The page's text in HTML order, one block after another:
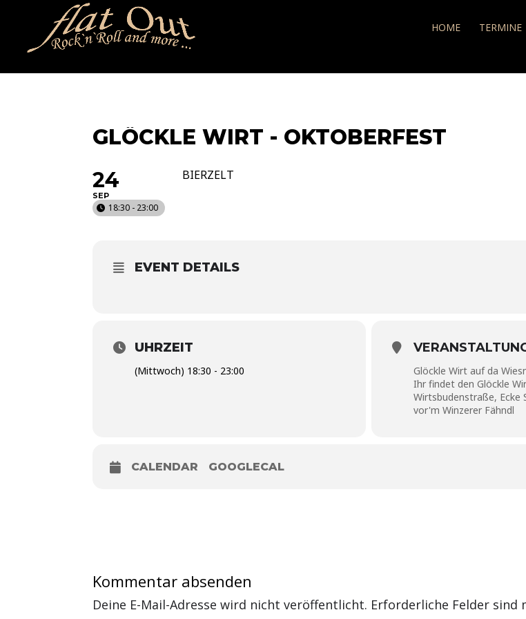
naechstertermin ueberuns
HOME TERMINE
GLÖCKLE WIRT - OKTOBERFEST
24
SEP
18:30 - 23:00
BIERZELT
EVENT DETAILS
UHRZEIT
(Mittwoch) 18:30 - 23:00
Glöckle Wirt auf da
Ihr findet den Glöckle
Wirtsbudenstraße, Ecke
vor'm Winzerer Fähndl
CALENDAR GOOGLECAL
Kommentar absenden
Deine E-Mail-Adresse wird nicht veröffentlicht. Erforderliche Felder